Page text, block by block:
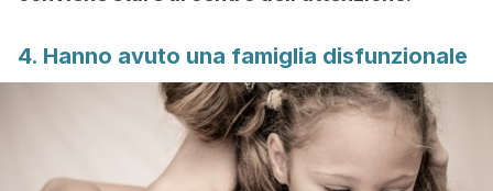
4. Hanno avuto una famiglia disfunzionale